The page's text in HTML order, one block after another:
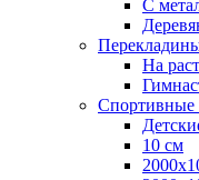
С
На
Спортивные
10 см